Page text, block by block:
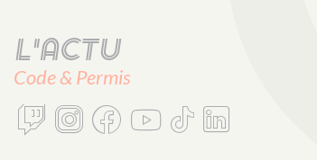
L'actu
Code & Permis